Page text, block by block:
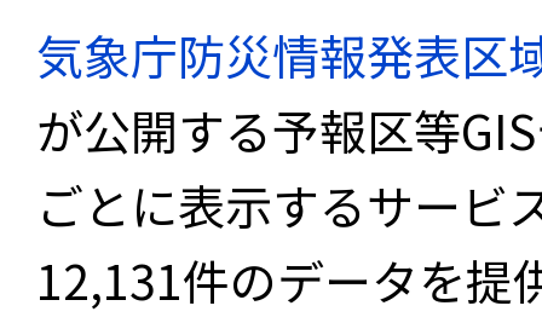
気象庁防災情報発表区
が公開する予報区等
ごとに表示するサービ
12,131件のデータを提